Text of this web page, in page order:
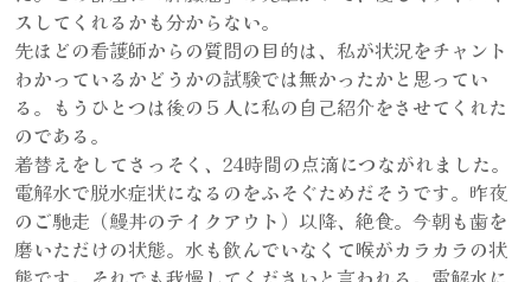
スしてくれるかも分からない。
先ほどの看護師からの質問の目的は、私が状況をチャント
わかっているかどうかの試験では無かったかと思ってい
る。もうひとつは後の５人に私の自己紹介をさせてくれた
のである。
着替えをしてさっそく、24時間の点滴につながれました。
電解水で脱水症状になるのをふそぐためだそうです。昨夜
のご馳走（鰻丼のテイクアウト）以降、絶食。今朝も歯を
磨いただけの状態。水も飲んでいなくて喉がカラカラの状